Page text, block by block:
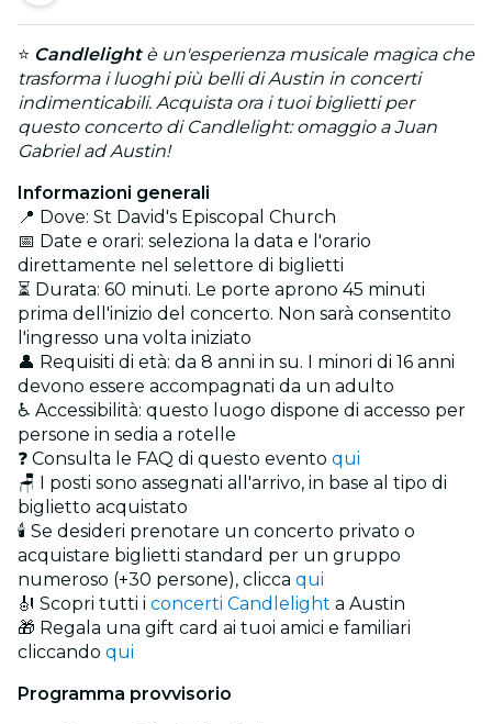
⭐ Candlelightè un'esperienza musicale magica che
trasforma i luoghi più belli di Austin in concerti
indimenticabili. Acquista ora i tuoi biglietti per
questo concerto di Candlelight: omaggio a Juan
Gabriel ad Austin!
Informazioni generali
📍 Dove: St David's Episcopal Church
📅 Date e orari: seleziona la data e l'orario
direttamente nel selettore di biglietti
⏳ Durata: 60 minuti. Le porte aprono 45 minuti
prima dell'inizio del concerto. Non sarà consentito
l'ingresso una volta iniziato
👤 Requisiti di età: da 8 anni in su. I minori di 16 anni
devono essere accompagnati da un adulto
♿ Accessibilità: questo luogo dispone di accesso per
persone in sedia a rotelle
❓ Consulta le FAQ di questo evento qui
🪑 I posti sono assegnati all'arrivo, in base al tipo di
biglietto acquistato
🕯️ Se desideri prenotare un concerto privato o
acquistare biglietti standard per un gruppo
numeroso (+30 persone), clicca qui
🎻 Scopri tutti i concerti Candlelight a Austin
🎁 Regala una gift card ai tuoi amici e familiari
cliccando qui
Programma provvisorio